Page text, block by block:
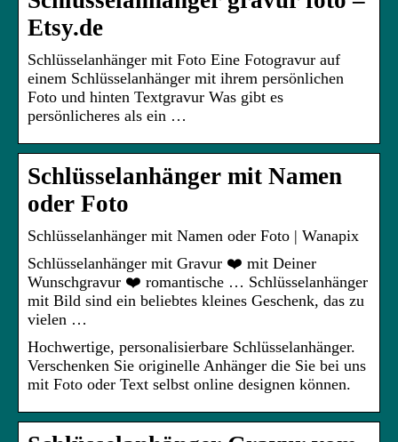
Etsy.de
Schlüsselanhänger mit Foto Eine Fotogravur auf
einem Schlüsselanhänger mit ihrem persönlichen
Foto und hinten Textgravur Was gibt es
persönlicheres als ein …
Schlüsselanhänger mit Namen
oder Foto
Schlüsselanhänger mit Namen oder Foto | Wanapix
Schlüsselanhänger mit Gravur ❤️ mit Deiner
Wunschgravur ❤️ romantische … Schlüsselanhänger
mit Bild sind ein beliebtes kleines Geschenk, das zu
vielen …
Hochwertige, personalisierbare Schlüsselanhänger.
Verschenken Sie originelle Anhänger die Sie bei uns
mit Foto oder Text selbst online designen können.